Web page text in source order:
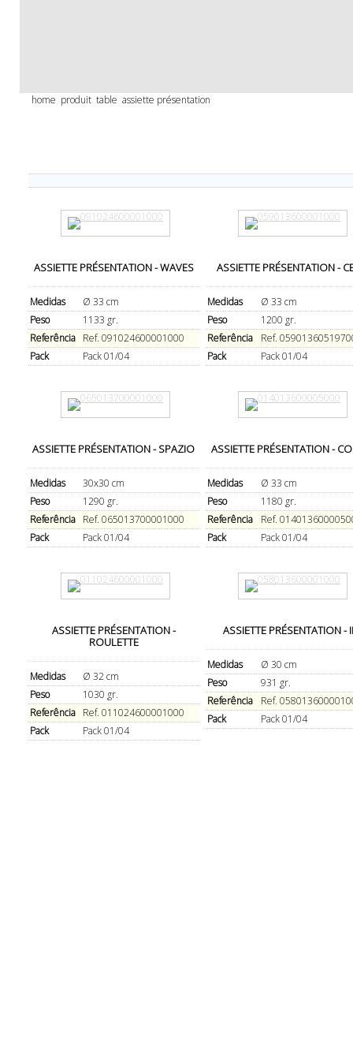
home produit table assiette présentation
ASSIETTE PRÉSENTATION - WAVES
Medidas
Ø 33 cm
Peso
1133 gr.
Referência
Ref. 091024600001000
Pack
Pack 01/04
ASSIETTE PRÉSENTATION -
Medidas
Ø 33 cm
Peso
1200 gr.
Referência
Ref.
Pack
Pack 01/04
ASSIETTE PRÉSENTATION - SPAZIO
Medidas
30x30 cm
Peso
1290 gr.
Referência
Ref. 065013700001000
Pack
Pack 01/04
ASSIETTE PRÉSENTATION -
Medidas
Ø 33 cm
Peso
1180 gr.
Referência
Ref.
Pack
Pack 01/04
ASSIETTE PRÉSENTATION -
ROULETTE
Medidas
Ø 32 cm
Peso
1030 gr.
Referência
Ref. 011024600001000
Pack
Pack 01/04
ASSIETTE PRÉSENTATION -
Medidas
Ø 30 cm
Peso
931 gr.
Referência
Ref.
Pack
Pack 01/04